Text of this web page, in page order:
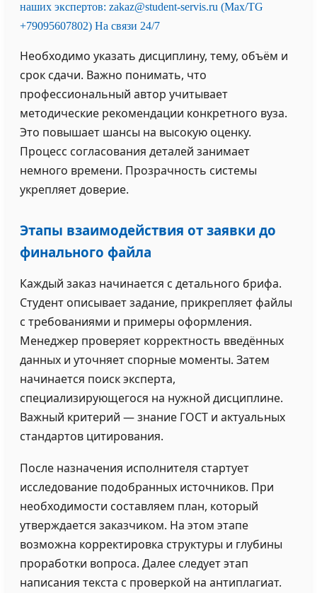
наших экспертов: zakaz@student-servis.ru (Max/TG
+79095607802) На связи 24/7
Необходимо указать дисциплину, тему, объём и
срок сдачи. Важно понимать, что
профессиональный автор учитывает
методические рекомендации конкретного вуза.
Это повышает шансы на высокую оценку.
Процесс согласования деталей занимает
немного времени. Прозрачность системы
укрепляет доверие.
Этапы взаимодействия от заявки до
финального файла
Каждый заказ начинается с детального брифа.
Студент описывает задание, прикрепляет файлы
с требованиями и примеры оформления.
Менеджер проверяет корректность введённых
данных и уточняет спорные моменты. Затем
начинается поиск эксперта,
специализирующегося на нужной дисциплине.
Важный критерий — знание ГОСТ и актуальных
стандартов цитирования.
После назначения исполнителя стартует
исследование подобранных источников. При
необходимости составляем план, который
утверждается заказчиком. На этом этапе
возможна корректировка структуры и глубины
проработки вопроса. Далее следует этап
написания текста с проверкой на антиплагиат.